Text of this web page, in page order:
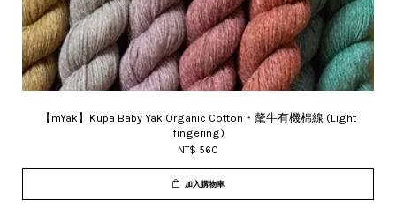
【mYak】Kupa Baby Yak Organic Cotton・氂牛有機棉線 (Light
fingering)
NT$ 560
加入購物車